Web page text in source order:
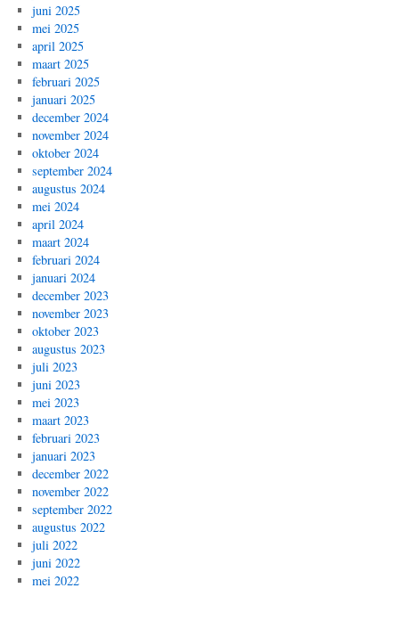
juni 2025
mei 2025
april 2025
maart 2025
februari 2025
januari 2025
december 2024
november 2024
oktober 2024
september 2024
augustus 2024
mei 2024
april 2024
maart 2024
februari 2024
januari 2024
december 2023
november 2023
oktober 2023
augustus 2023
juli 2023
juni 2023
mei 2023
maart 2023
februari 2023
januari 2023
december 2022
november 2022
september 2022
augustus 2022
juli 2022
juni 2022
mei 2022